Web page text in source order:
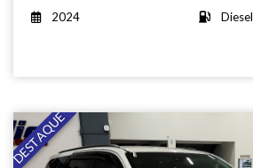
2024
Diesel
DESTAQUE